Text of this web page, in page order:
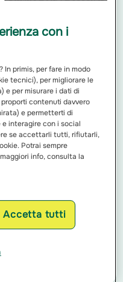
con i
In primis, per fare in modo
tecnici), per migliorare le
e per misurare i dati di
contenuti davvero
e permetterti di
interagire con i social
se accettarli tutti, rifiutarli,
Potrai sempre
info, consulta la
Accetta tutti